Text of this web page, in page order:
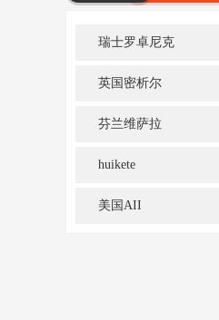
SERVICES
瑞士罗卓尼克
英国密析尔
芬兰维萨拉
huikete
美国AII